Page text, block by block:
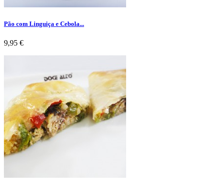
Pão com Linguiça e Cebola...
Preço
9,95 €